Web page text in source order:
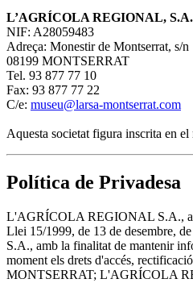
L’AGRÍCOLA REGIONAL, S.A.
NIF: A28059483
Adreça: Monestir de Montserrat, s/n
08199 MONTSERRAT
Tel. 93 877 77 10
Fax: 93 877 77 22
C/e: museu@larsa-montserrat.com
Aquesta societat figura inscrita en
Política de Privadesa
L'AGRÍCOLA REGIONAL S.A., a
Llei 15/1999, de 13 de desembre,
S.A., amb la finalitat de mantenir
moment els drets d'accés,
MONTSERRAT; L'AGRÍCOLA